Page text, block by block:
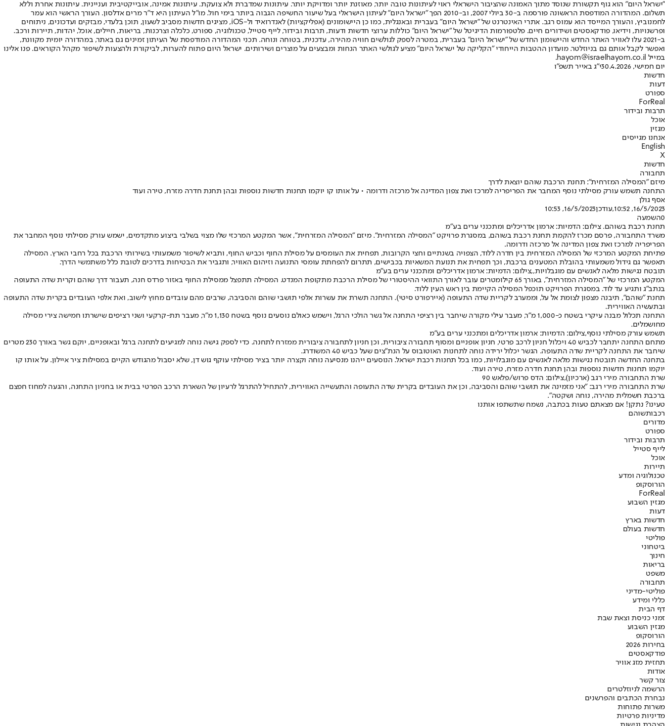
"ישראל היום" הוא גוף תקשורת שנוסד מתוך האמונה שהציבור הישראלי ראוי לעיתונות טובה יותר, מאוזנת יותר ומדויקת יותר. עיתונות שמדברת ולא צועקת. עיתונות אמינה, אובייקטיבית ועניינית. עיתונות אחרת וללא
תשלום. המהדורה המודפסת הראשונה פורסמה ב-30 ביולי 2007, וב-2010 הפך "ישראל היום" לעיתון הישראלי בעל שיעור החשיפה הגבוה ביותר בימי חול. מו"ל העיתון היא ד"ר מרים אדלסון. העורך הראשי הוא עמר
לחמנוביץ, והעורך המייסד הוא עמוס רגב. אתרי האינטרנט של "ישראל היום" בעברית ובאנגלית, כמו כן היישומונים (אפליקציות) לאנדרואיד ול-iOS, מציגים חדשות מסביב לשעון, תוכן בלעדי, מבזקים ועדכונים, ניתוחים
ופרשנויות, וידיאו, פודקאסטים ושידורים חיים. פלטפורמות הדיגיטל של "ישראל היום" כוללות ערוצי חדשות ודעות, תרבות ובידור, לייף סטייל, טכנולוגיה, ספורט, כלכלה וצרכנות, בריאות, חיילים, אוכל, יהדות, תיירות ורכב.
ב-2021 עלו לאוויר האתר החדש והיישומון החדש של "ישראל היום" בעברית, במטרה לספק לגולשים חוויה מהירה, עדכנית, בטוחה ונוחה. תכני המהדורה המודפסת של העיתון זמינים גם באתר, במהדורה יומית מקוונת,
ואפשר לקבל אותם גם בניוזלטר. מועדון ההטבות הייחודי "הקליקה של ישראל היום" מציע לגולשי האתר הנחות ומבצעים על מוצרים ושירותים. ישראל היום פתוח להערות, לביקורת ולהצעות לשיפור מקהל הקוראים. פנו אלינו
במייל hayom@israelhayom.co.il.
יום חמישי, 30.4.2026
י"ג באייר תשפ"ו
חדשות
דעות
ספורט
ForReal
תרבות ובידור
אוכל
מגזין
אנחנו מגייסים
English
X
חדשות
תחבורה
מיזם "המסילה המזרחית": תחנת הרכבת שוהם יוצאת לדרך
התחנה תשמש עורק מסילתי נוסף המחבר את הפריפריה למרכז ואת צפון המדינה אל מרכזה ודרומה • על אותו קו יוקמו תחנות חדשות נוספות ובהן תחנת חדרה מזרח, טירה ועוד
אסף גולן
16/5/2023, 10:52
,עודכן16/5/2023, 10:53
0השמעה
תחנת רכבת בשוהם. צילום: הדמיות: ארמון אדריכלים ומתכנני ערים בע"מ
משרד התחבורה, פרסם מכרז להקמת תחנת רכבת בשוהם, במסגרת פרויקט "המסילה המזרחית". מיזם "המסילה המזרחית", אשר המקטע המרכזי שלו מצוי בשלבי ביצוע מתקדמים, ישמש עורק מסילתי נוסף המחבר את
הפריפריה למרכז ואת צפון המדינה אל מרכזה ודרומה.
פתיחת המקטע המרכזי של המסילה המזרחית בין חדרה ללוד, הצפויה בשנתיים וחצי הקרובות, תפחית את העומסים על מסילת החוף וכביש החוף, ותביא לשיפור משמעותי בשירותי הרכבת בכל רחבי הארץ. המסילה
תאפשר גם גידול משמעותי בהובלת המטענים ברכבת, וכך תפחית את תנועת המשאיות בכבישים, תתרום להפחתת עומסי התנועה וזיהום האוויר, ותגביר את הבטיחות בדרכים לטובת כלל משתמשי הדרך.
תובטח נגישות מלאה לאנשים עם מוגבלויות,,צילום: הדמיות: ארמון אדריכלים ומתכנני ערים בע"מ
המקטע המרכזי של "המסילה המזרחית", באורך 65 קילומטרים עובר לאורך התוואי ההיסטורי של מסילת הרכבת מתקופת המנדט. המסילה תתפצל ממסילת החוף באזור פרדס חנה, תעבור דרך שוהם וקרית שדה התעופה
בנתב"ג ותגיע עד לוד. במסגרת הפרויקט תוכפל המסילה הקיימת בין ראש העין ללוד.
תחנת "שוהם", תיבנה מצפון לצומת אל על, וממערב לקריית שדה התעופה (איירפורט סיטי). התחנה תשרת את עשרות אלפי תושבי שוהם והסביבה, שרבים מהם עובדים מחוץ לישוב, ואת אלפי העובדים בקרית שדה התעופה
ובתעשיה האווירית.
התחנה תכלול מבנה עיקרי בשטח כ-1,000 מ"ר, מעבר עילי מקורה שיחבר בין רציפי התחנה אל גשר הולכי הרגל, וישמש כאולם נוסעים נוסף בשטח 1,130 מ"ר, מעבר תת-קרקעי ושני רציפים שישרתו חמישה צירי מסילה
מחושמלים.
תשמש עורק מסילתי נוסף,צילום: הדמיות: ארמון אדריכלים ומתכנני ערים בע"מ
מתחם התחנה יתחבר לכביש 40 ויכלול חניון לרכב פרטי, חניון אופניים ומסוף תחבורה ציבורית, וכן חניון לתחבורה ציבורית ממזרח לתחנה. כדי לספק גישה נוחה למגיעים לתחנה ברגל ובאופניים, יוקם גשר באורך 230 מטרים
שיחבר את התחנה לקריית שדה התעופה. הגשר יכלול ירידה נוחה לתחנות האוטובוס על הנת"צים שעל כביש 40 המשודרג.
בתחנה החדשה תובטח נגישות מלאה לאנשים עם מוגבלויות, כמו בכל תחנות רכבת ישראל. הנוסעים ייהנו מנסיעה נוחה וקצרה יותר בציר מסילתי עוקף גוש דן, שלא יסבול מהגודש הקיים במסילות ציר איילון. על אותו קו
יוקמו תחנות חדשות נוספות ובהן תחנת חדרה מזרח, טירה ועוד.
שרת התחבורה מירי רגב (ארכיון),צילום: הדס פרוש/פלאש 90
שרת התחבורה מירי רגב: "אני מזמינה את תושבי שוהם והסביבה, וכן את העובדים בקרית שדה התעופה והתעשייה האווירית, להתחיל להתרגל לרעיון של השארת הרכב הפרטי בבית או בחניון התחנה, והגעה למחוז חפצם
ברכבת חשמלית מהירה, נוחה ושקטה".
טעינו? נתקן! אם מצאתם טעות בכתבה, נשמח שתשתפו אותנו
רכבותשוהם
מדורים
ספורט
תרבות ובידור
לייף סטייל
אוכל
תיירות
טכנולוגיה ומדע
הורוסקופ
ForReal
מגזין השבוע
דעות
חדשות בארץ
חדשות בעולם
פוליטי
ביטחוני
חינוך
בריאות
משפט
תחבורה
פוליטי-מדיני
כללי ומידע
דף הבית
זמני כניסת וצאת שבת
מגזין השבוע
הורוסקופ
בחירות 2026
פודקאסטים
תחזית מזג אוויר
אודות
צור קשר
הרשמה לניוזלטרים
נבחרת הכתבים והפרשנים
משרות פתוחות
מדיניות פרטיות